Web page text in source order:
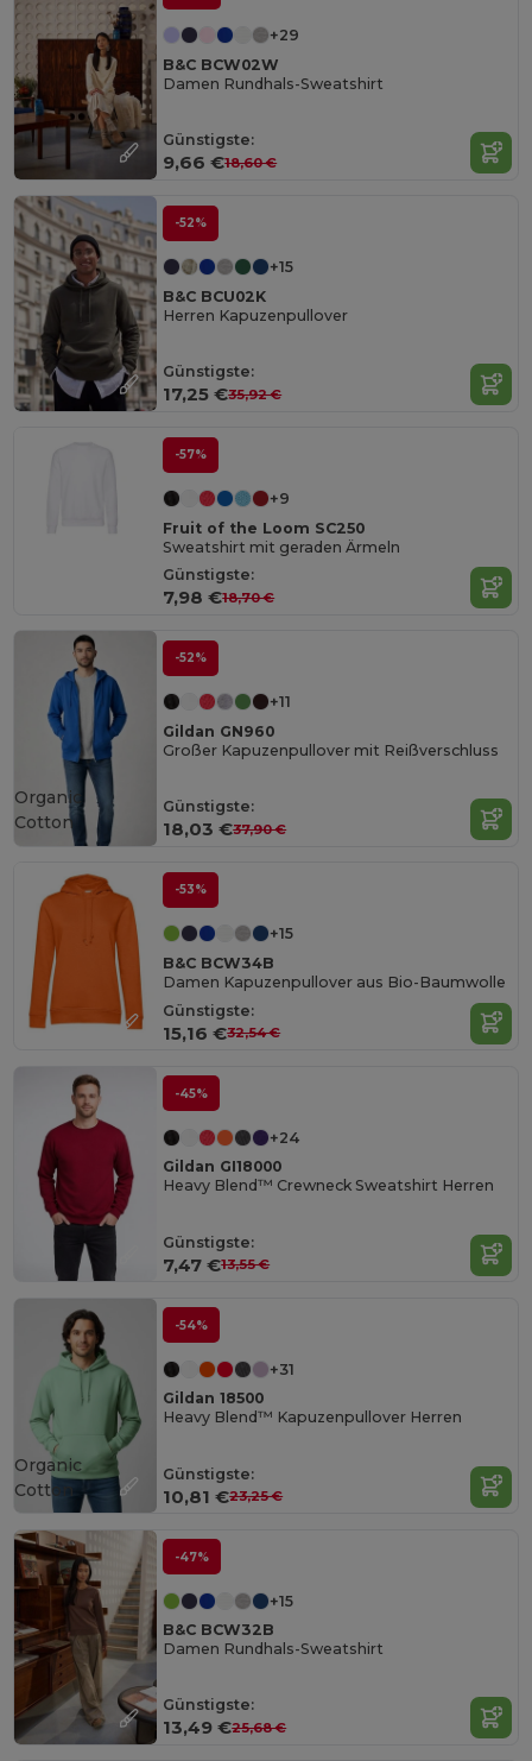
+29
B&C BCW02W
Damen Rundhals-Sweatshirt
Günstigste:
9,66 €18,60 €
-52%
+15
B&C BCU02K
Herren Kapuzenpullover
Günstigste:
17,25 €35,92 €
-57%
+9
Fruit of the Loom SC250
Sweatshirt mit geraden Ärmeln
Günstigste:
7,98 €18,70 €
-52%
+11
Gildan GN960
Großer Kapuzenpullover mit Reißverschluss
Günstigste:
18,03 €37,90 €
Organic
Cotton
-53%
+15
B&C BCW34B
Damen Kapuzenpullover aus Bio-Baumwolle
Günstigste:
15,16 €32,54 €
-45%
+24
Gildan GI18000
Heavy Blend™ Crewneck Sweatshirt Herren
Günstigste:
7,47 €13,55 €
-54%
+31
Gildan 18500
Heavy Blend™ Kapuzenpullover Herren
Günstigste:
10,81 €23,25 €
Organic
Cotton
-47%
+15
B&C BCW32B
Damen Rundhals-Sweatshirt
Günstigste:
13,49 €25,68 €